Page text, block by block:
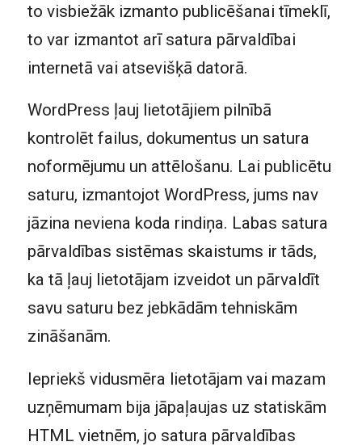
to visbiežāk izmanto publicēšanai tīmeklī,
to var izmantot arī satura pārvaldībai
internetā vai atsevišķā datorā.
WordPress ļauj lietotājiem pilnībā
kontrolēt failus, dokumentus un satura
noformējumu un attēlošanu. Lai publicētu
saturu, izmantojot WordPress, jums nav
jāzina neviena koda rindiņa. Labas satura
pārvaldības sistēmas skaistums ir tāds,
ka tā ļauj lietotājam izveidot un pārvaldīt
savu saturu bez jebkādām tehniskām
zināšanām.
Iepriekš vidusmēra lietotājam vai mazam
uzņēmumam bija jāpaļaujas uz statiskām
HTML vietnēm, jo ​​satura pārvaldības